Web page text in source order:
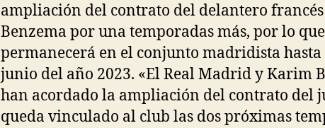
ampliación del contrato del delantero
Benzema por una temporadas más, por lo que
permanecerá en el conjunto madridista hasta
junio del año 2023. «El Real Madrid y Karim
han acordado la ampliación del contrato del
queda vinculado al club las dos próximas